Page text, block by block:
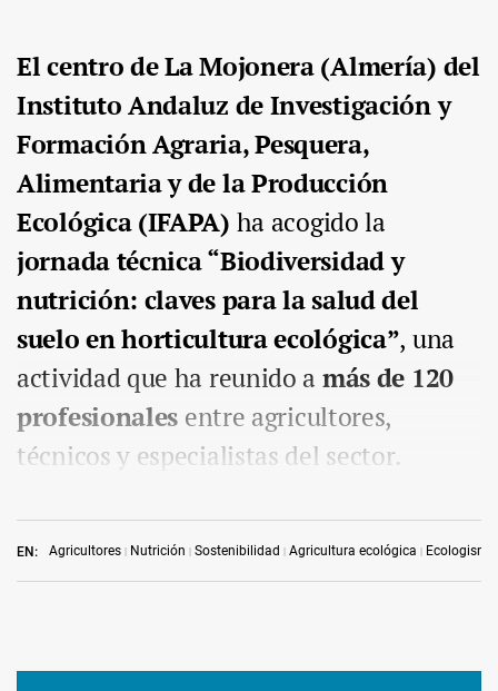
EN: Agricultores Nutrición Sostenibilidad Agricultura ecológica Ecologismo
El centro de La Mojonera (Almería) del
Instituto Andaluz de Investigación y
Formación Agraria, Pesquera,
Alimentaria y de la Producción
Ecológica (IFAPA) ha acogido la
jornada técnica “Biodiversidad y
nutrición: claves para la salud del
suelo en horticultura ecológica”, una
actividad que ha reunido a más de 120
profesionales entre agricultores,
técnicos y especialistas del sector.